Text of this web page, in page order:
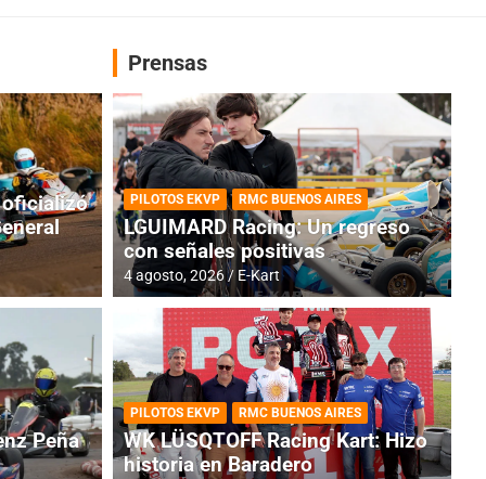
RMC BUENOS AIRES
Cerró una jornada
oficializó
Peña
Prensas
PILOTOS EKVP RMC BUENOS AIRES
LGUIMARD Racing: Un regreso
con señales positivas
4 agosto, 2026 E-Kart
PILOTOS EKVP RMC BUENOS AIRES
WK LÜSQTOFF Racing Kart: Hizo
historia en Baradero